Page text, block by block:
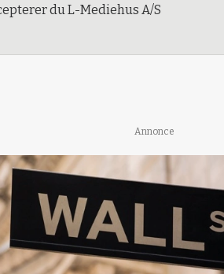
du L-Mediehus A/S
Annonce